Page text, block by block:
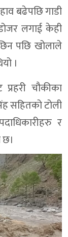
बढेपछि गाडी
लगाई केही
पछि खोलाले
।
चौकीका
सहितको टोली
र